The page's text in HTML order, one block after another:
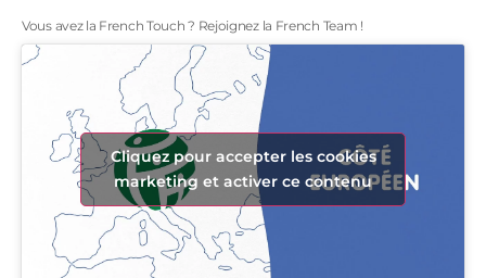
Vous avez la French Touch ? Rejoignez la French Team !
Cliquez pour accepter les cookies
marketing et activer ce contenu